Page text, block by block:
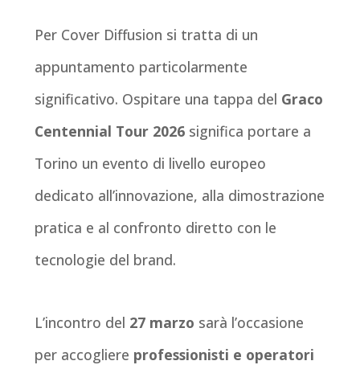
Per Cover Diffusion si tratta di un
appuntamento particolarmente
significativo. Ospitare una tappa del Graco
Centennial Tour 2026significa portare a
Torino un evento di livello europeo
dedicato all’innovazione, alla dimostrazione
pratica e al confronto diretto con le
tecnologie del brand.
L’incontro del 27 marzo sarà l’occasione
per accogliere professionisti e operatori